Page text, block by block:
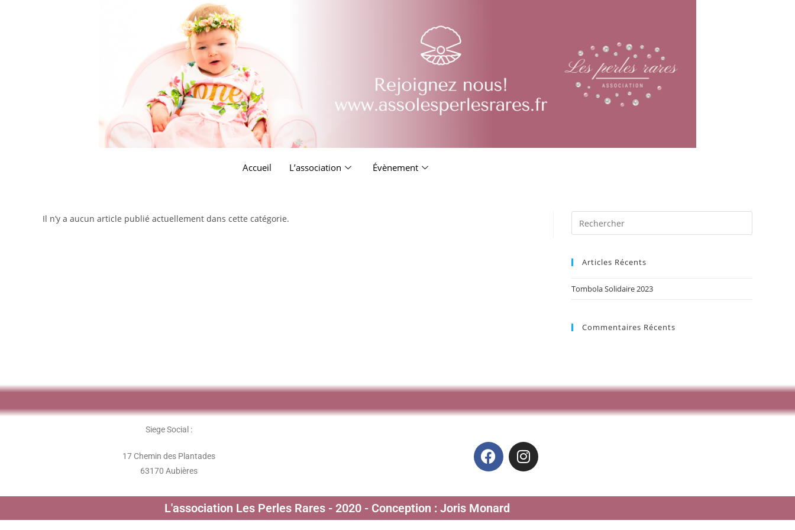
Accueil L’association Évènement
Il n’y a aucun article publié actuellement dans cette catégorie.
Articles Récents
Tombola Solidaire 2023
Commentaires Récents
Siege Social :
17 Chemin des Plantades
63170 Aubières
L'association Les Perles Rares - 2020 - Conception : Joris Monard